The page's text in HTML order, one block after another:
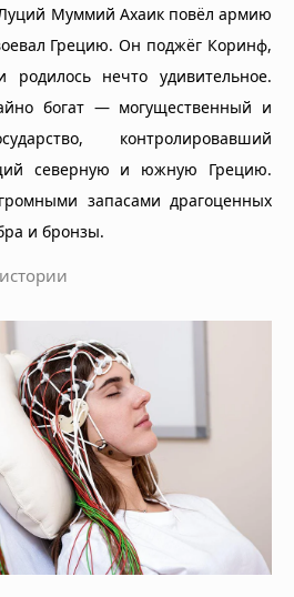
Муммий Ахаик повёл армию
Грецию. Он поджёг Коринф,
нечто удивительное.
богат — могущественный и
контролировавший
северную и южную Грецию.
запасами драгоценных
и бронзы.